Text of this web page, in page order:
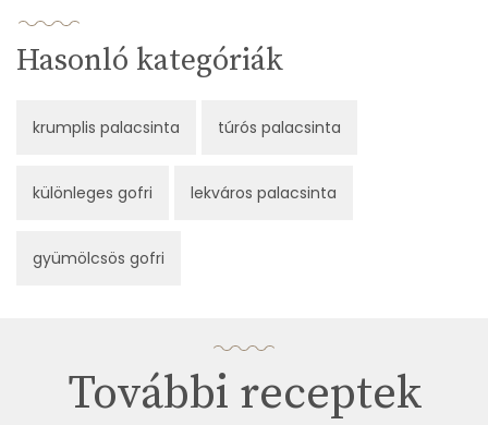
Hasonló kategóriák
krumplis palacsinta túrós palacsinta
különleges gofri lekváros palacsinta
gyümölcsös gofri
További receptek